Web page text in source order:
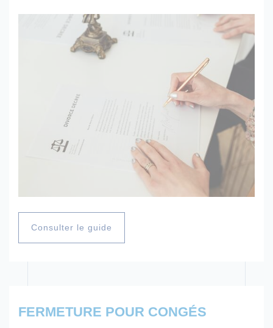
Consulter le guide
FERMETURE POUR CONGÉS